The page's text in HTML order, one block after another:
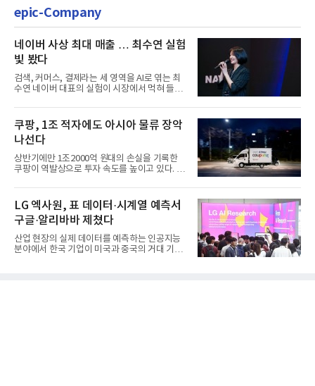
epic-Company
네이버 사상 최대 매출 … 최수연 실험
빛 봤다
검색, 커머스, 결제라는 세 영역을 AI로 엮는 최
수연 네이버 대표의 실험이 시장에서 먹혀 들어
쿠팡, 1조 적자에도 아시아 물류 장악
나선다
상반기에만 1조2000억 원대의 손실을 기록한
쿠팡이 역발상으로 투자 속도를 높이고 있다. 이
LG 엑사원, 표 데이터·시계열 예측서
구글·알리바바 제쳤다
산업 현장의 실제 데이터를 예측하는 인공지능
분야에서 한국 기업이 미국과 중국의 거대 기술